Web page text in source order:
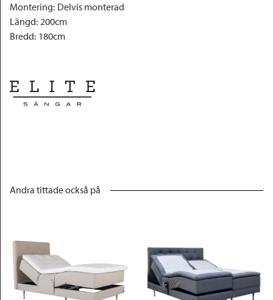
Montering: Delvis monterad
Längd: 200cm
Bredd: 180cm
Andra tittade också på